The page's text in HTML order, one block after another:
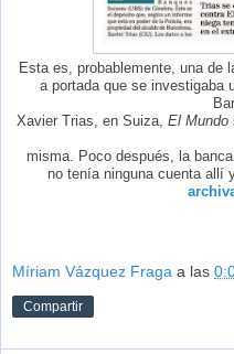
Esta es, probablemente, una de
a portada que se investigaba
Xavier Trias, en Suiza, El Mundo
misma. Poco después, la
no tenía ninguna cuenta allí
Míriam Vázquez Fraga a las
Compartir